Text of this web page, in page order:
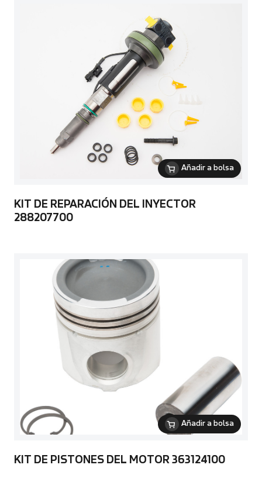
Añadir a bolsa
KIT DE REPARACIÓN DEL INYECTOR
288207700
Añadir a bolsa
KIT DE PISTONES DEL MOTOR 363124100